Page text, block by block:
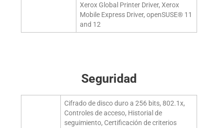
Xerox Global Printer Driver, Xerox
Mobile Express Driver, openSUSE® 11
and 12
Seguridad
Cifrado de disco duro a 256 bits, 802.1x,
Controles de acceso, Historial de
seguimiento, Certificación de criterios